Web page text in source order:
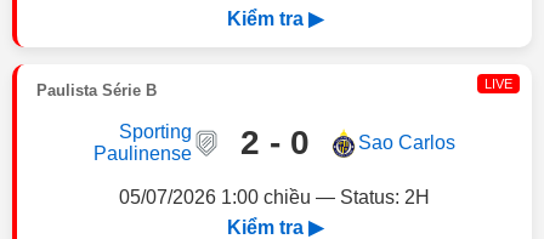
Kiểm tra ▶
Paulista Série B LIVE
Sporting
Paulinense
2 - 0 Sao Carlos
05/07/2026 1:00 chiều — Status: 2H
Kiểm tra ▶